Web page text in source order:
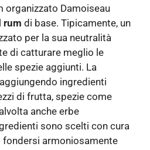
organizzato Damoiseau
rum di base. Tipicamente, un
per la sua neutralità
di catturare meglio le
spezie aggiunti. La
ingredienti
di frutta, spezie come
anche erbe
sono scelti con cura
armoniosamente